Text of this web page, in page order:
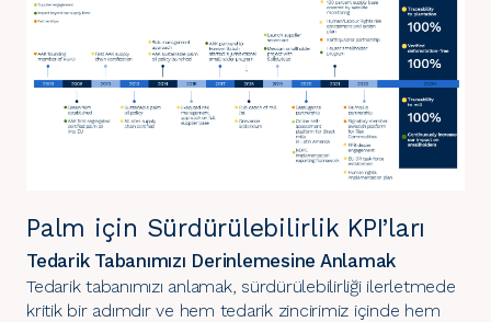
Palm için Sürdürülebilirlik KPI’ları
Tedarik Tabanımızı Derinlemesine Anlamak
Tedarik tabanımızı anlamak, sürdürülebilirliği ilerletmede
kritik bir adımdır ve hem tedarik zincirimiz içinde hem